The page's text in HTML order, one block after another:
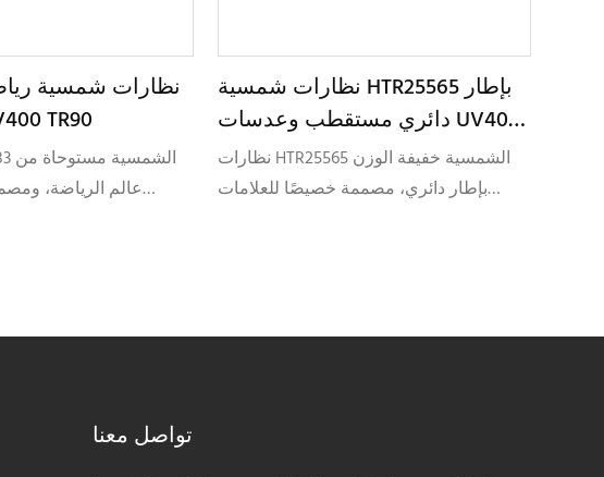
نظارات شمسية
TR90
عالم الرياضة،
صُممت هذه النظارات
مثاليًا لبرامج النظارات
نظارات شمسية HTR25565 بإطار
دائري مستقطب وعدسات UV400
من مادة TR90
نظارات HTR25565 الشمسية خفيفة الوزن
بإطار دائري، مصممة خصيصًا للعلامات
للصدمات وأداءً بصريًا محسّنًا. تم تطويرها
تواصل معنا